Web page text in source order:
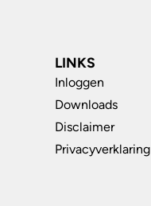
LINKS
Inloggen
Downloads
Disclaimer
Privacyverklaring